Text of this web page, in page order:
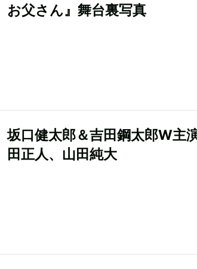
お父さん』舞台裏写真
坂口健太郎＆吉田鋼太郎W主
田正人、山田純大